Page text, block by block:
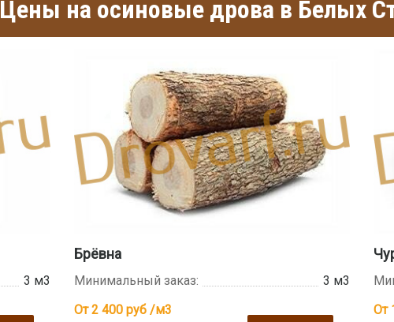
Цены на осиновые дрова в Белых
3 м3
Брёвна
Минимальный заказ:
3 м3
От 2 400руб /м3
От